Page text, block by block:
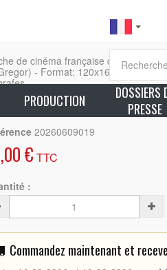
PRODUCTION
DOSSIERS
PRESSE
Burton
Tim Burton
de cinéma française de BIG FISH
- Format: 120x160 cm.
En savoir plus
20260609019
€ TTC
:
Commandez maintenant et